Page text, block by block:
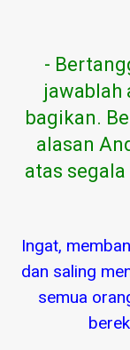
-
jawablah
bagikan.
alasan
atas
Ingat,
dan saling
semua